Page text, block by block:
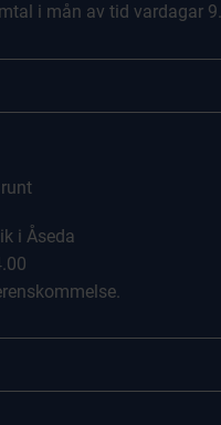
i mån av tid vardagar
i Åseda